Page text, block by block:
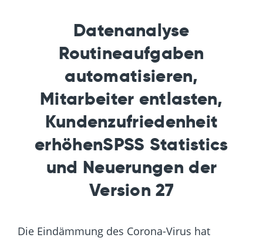
Datenanalyse
Routineaufgaben
automatisieren,
Mitarbeiter entlasten,
Kundenzufriedenheit
erhöhenSPSS Statistics
und Neuerungen der
Version 27
Die Eindämmung des Corona-Virus hat